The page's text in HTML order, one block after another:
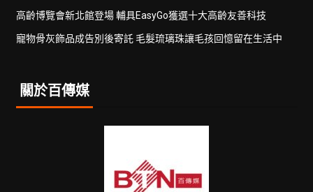
高齡博覽會新北館登場 輔具EasyGo獲選十大高齡友善科技
寵物骨灰飾品成告別後寄託 毛髮琉璃珠讓毛孩回憶留在生活中
關於百傳媒